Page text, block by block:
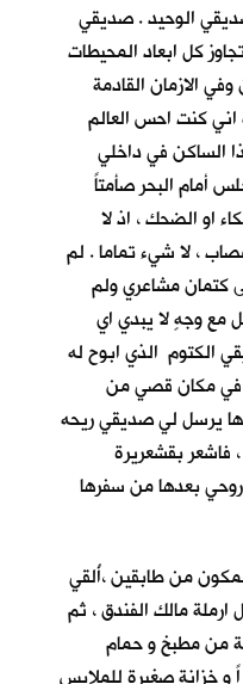
الوحيد . صديقي
كل ابعاد المحيطات
الازمان القادمة
كنت احس العالم
الساكن في داخلي
أمام البحر صأمتاً
او الضحك ، اذ لا
، لا شيء تماما . لم
كتمان مشاعري ولم
مع وجهٍ لا يبدي اي
الكتوم الذي ابوح له
في مكان قصي من
يرسل لي صديقي ريحه
فاشعر بقشعريرة
بعدها من سفرها
من طابقين ،أُلقي
ارملة مالك الفندق ، ثم
من مطبخ و حمام